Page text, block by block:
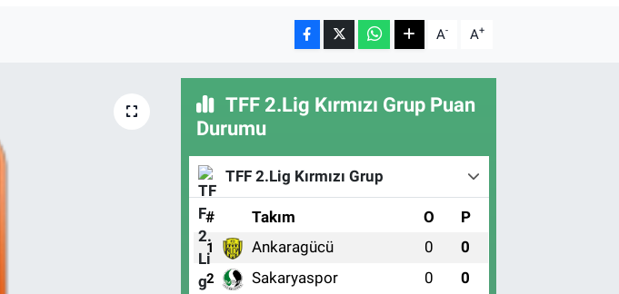
A- A+
TFF 2.Lig Kırmızı Grup Puan
Durumu
TFF 2.Lig Kırmızı Grup
# Takım O P
1 Ankaragücü 0 0
2 Sakaryaspor 0 0